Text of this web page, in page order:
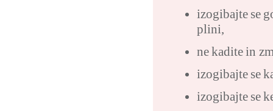
izogibajte se
plini,
ne kadite in
izogibajte se
izogibajte se